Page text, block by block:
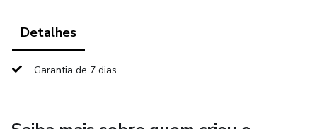
💎 Cristais recomendados mensalmente para equilibrar
pedindo.
Detalhes
Garantia de 7 dias